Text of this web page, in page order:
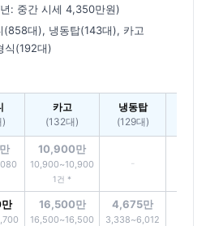
: 중간 시세 4,350만원)
(858대), 냉동탑(143대), 카고
식(192대)
)
카고
(132대)
냉동탑
(129대)
10,900만
10,900~10,900
1건 *
-
16,500만
16,500~16,500
4,675만
3,338~6,012